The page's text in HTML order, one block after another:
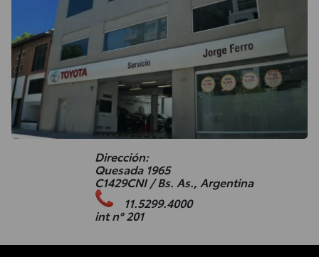
Dirección:
Quesada 1965
C1429CNI / Bs. As., Argentina
11.5299.4000
int n° 201